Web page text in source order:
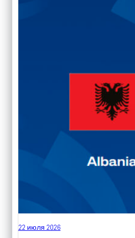
22 июля 2026